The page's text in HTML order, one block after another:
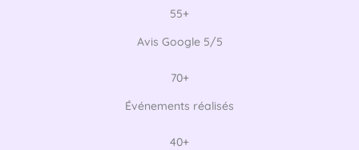
55+
Avis Google 5/5
70+
Événements réalisés
40+